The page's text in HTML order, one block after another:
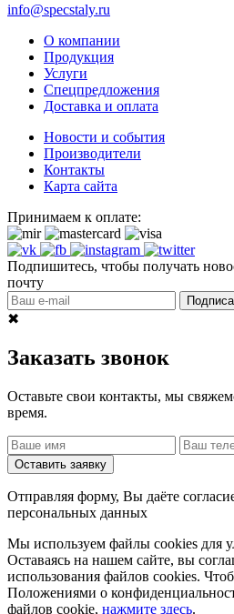
info@specstaly.ru
О компании
Продукция
Услуги
Спецпредложения
Доставка и оплата
Новости и события
Производители
Контакты
Карта сайта
Принимаем к оплате:
Подпишитесь, чтобы получать
почту
✖
Заказать звонок
Оставьте свои контакты, мы
время.
Оставить заявку
Отправляя форму, Вы даёте
персональных данных
Мы используем файлы cookies для
Оставаясь на нашем сайте, вы
использования файлов cookies.
Положениями о
файлов cookie, нажмите здесь.